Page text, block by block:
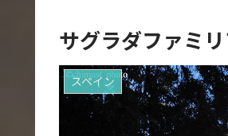
サグラダファミ
スペイン